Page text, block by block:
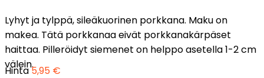
Lyhyt ja tylppä, sileäkuorinen porkkana. Maku on
makea. Tätä porkkanaa eivät porkkanakärpäset
haittaa. Pilleröidyt siemenet on helppo asetella 1-2 cm
välein.
Hinta5,95 €